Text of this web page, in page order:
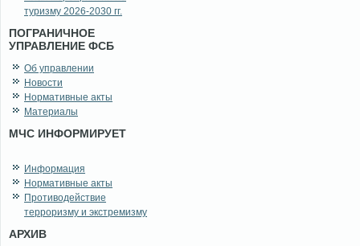
туризму 2026-2030 гг.
ПОГРАНИЧНОЕ
УПРАВЛЕНИЕ ФСБ
Об управлении
Новости
Нормативные акты
Материалы
МЧС ИНФОРМИРУЕТ
Информация
Нормативные акты
Противодействие
терроризму и экстремизму
АРХИВ